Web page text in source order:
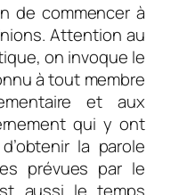
de commencer à
Attention au
on invoque le
à tout membre
et aux
qui y ont
la parole
prévues par le